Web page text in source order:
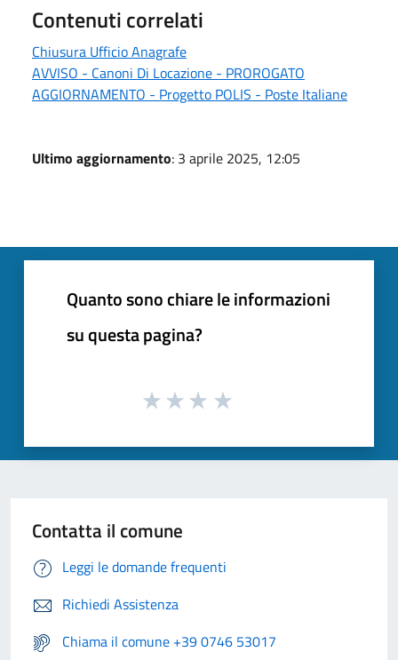
Contenuti correlati
Chiusura Ufficio Anagrafe
AVVISO - Canoni Di Locazione - PROROGATO
AGGIORNAMENTO - Progetto POLIS - Poste Italiane
Ultimo aggiornamento: 3 aprile 2025, 12:05
Quanto sono chiare le informazioni
su questa pagina?
Contatta il comune
Leggi le domande frequenti
Richiedi Assistenza
Chiama il comune +39 0746 53017